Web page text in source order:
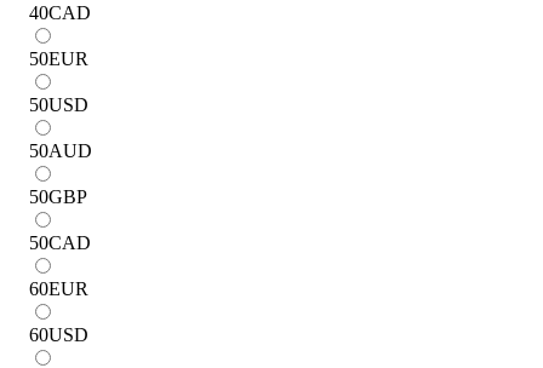
40CAD
50EUR
50USD
50AUD
50GBP
50CAD
60EUR
60USD